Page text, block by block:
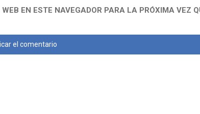
EN ESTE NAVEGADOR PARA LA PRÓXIMA VEZ